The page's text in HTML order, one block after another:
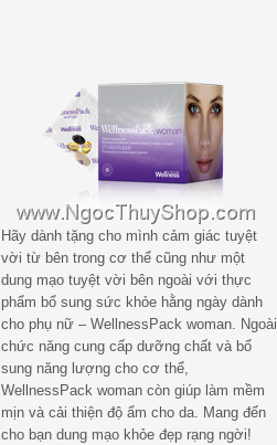
Hãy dành tặng cho mình cảm giác tuyệt
vời từ bên trong cơ thể cũng như một
dung mạo tuyệt vời bên ngoài với thực
phẩm bổ sung sức khỏe hằng ngày dành
cho phụ nữ – WellnessPack woman. Ngoài
chức năng cung cấp dưỡng chất và bổ
sung năng lượng cho cơ thể,
WellnessPack woman còn giúp làm mềm
mịn và cải thiện độ ẩm cho da. Mang đến
cho bạn dung mạo khỏe đẹp rạng ngời!